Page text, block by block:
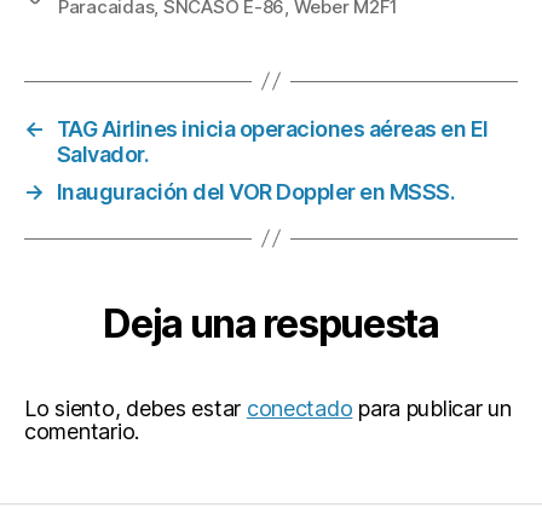
Paracaidas, SNCASO E-86 Weber M2F1
←
TAG Airlines inicia operaciones aéreas en El
Salvador.
→
Inauguración del VOR Doppler en MSSS.
Deja una respuesta
Lo siento, debes estar conectado para publicar un
comentario.